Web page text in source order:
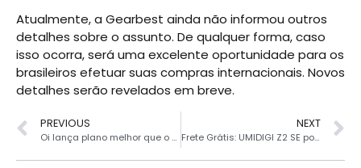
Atualmente, a Gearbest ainda não informou outros
detalhes sobre o assunto. De qualquer forma, caso
isso ocorra, será uma excelente oportunidade para os
brasileiros efetuar suas compras internacionais. Novos
detalhes serão revelados em breve.
PREVIOUS
Oi lança plano melhor que o TIM Beta
NEXT
Frete Grátis: UMIDIGI Z2 SE por apenas R$560